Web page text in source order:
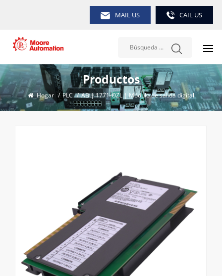
MAIL US CAIL US
Productos
Hogar / PLC / AB | 1771-OZL | Módulo de salida digital